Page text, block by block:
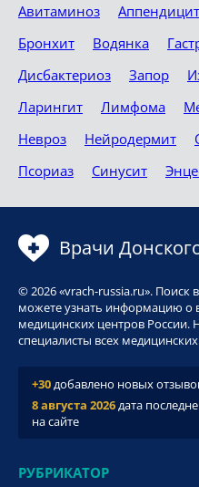
Авитаминоз Аппендицит
Бронхит
Водянка
Дисбактериоз
Запор
Ларингит
Лимфома
Невроз
Нейродермит
Псориаз
Синусит
Врачи
© 2026 «vrach-russia.ru». Поиск
можете узнать информацию о
медицинских центров России.
специалисты всех
+30добавлено новых
8 августа 2026дата
на сайте
РУБРИКАТОР